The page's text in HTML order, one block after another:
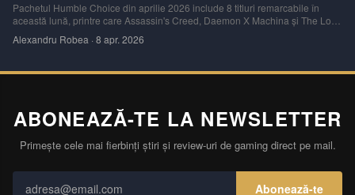
Pachetul Humble Choice din aprilie 2026 include 8 titluri remarcabile în
această lună, printre care Assassin's Creed, Daemon X Machina și The Lord
Alexandru Robea · 8 apr. 2026
ABONEAZĂ-TE LA NEWSLETTER
Primește cele mai fierbinți știri și review-uri de gaming direct pe mail.
Abonează-te